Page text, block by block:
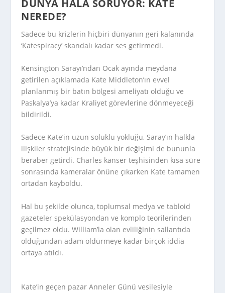
DÜNYA HÂLÂ SORUYOR: KATE
NEREDE?
Sadece bu krizlerin hiçbiri dünyanın geri kalanında
‘Katespiracy’ skandalı kadar ses getirmedi.
Kensington Sarayı’ndan Ocak ayında meydana
getirilen açıklamada Kate Middleton’ın evvel
planlanmış bir batın bölgesi ameliyatı olduğu ve
Paskalya’ya kadar Kraliyet görevlerine dönmeyeceği
bildirildi.
Sadece Kate’in uzun soluklu yokluğu, Saray’ın halkla
ilişkiler stratejisinde büyük bir değişimi de bununla
beraber getirdi. Charles kanser teşhisinden kısa süre
sonrasında kameralar önüne çıkarken Kate tamamen
ortadan kayboldu.
Hal bu şekilde olunca, toplumsal medya ve tabloid
gazeteler spekülasyondan ve komplo teorilerinden
geçilmez oldu. William’la olan evliliğinin sallantıda
olduğundan adam öldürmeye kadar birçok iddia
ortaya atıldı.
Kate’in geçen pazar Anneler Günü vesilesiyle